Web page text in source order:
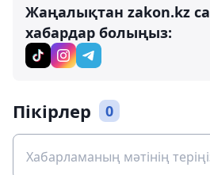
Жаңалықтан zakon.kz
хабардар болыңыз:
Пікірлер 0